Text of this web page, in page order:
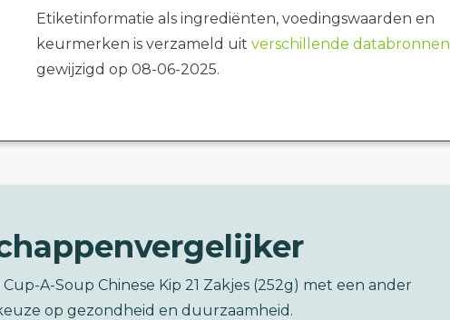
Etiketinformatie als ingrediënten, voedingswaarden en
keurmerken is verzameld uit verschillende databronnen
gewijzigd op 08-06-2025.
A-Soup Chinese Kip 21 Zakjes (252g) met een ander
op gezondheid en duurzaamheid.